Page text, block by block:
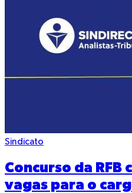
Sindicato
Concurso da RFB
vagas para o